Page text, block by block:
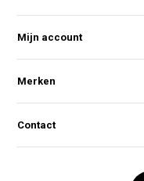
Mijn account
Merken
Contact